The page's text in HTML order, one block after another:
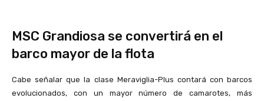
MSC Grandiosa se convertirá en el
barco mayor de la flota
Cabe señalar que la clase Meraviglia-Plus contará con barcos
evolucionados, con un mayor número de camarotes, más